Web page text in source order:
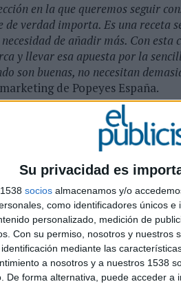
Su privacidad es
socios almacenamos y/o
como identificadores únicos
personalizado, medición de
Con su permiso, nosotros y nuestros
mediante las
a nosotros y a nuestros 1538
De forma alternativa, puede acceder a
en la que queremos seguir
verdad importa. Es una receta
de añadir más. Con esta
y llevar esa apuesta por la
son buenas, no necesitan
de Popeyes España.
creativa con la que la
y poniendo siempre el
Sandwich a través de una
más cercana y real.
la plataforma creativa con la que
honestidad, cuidado y